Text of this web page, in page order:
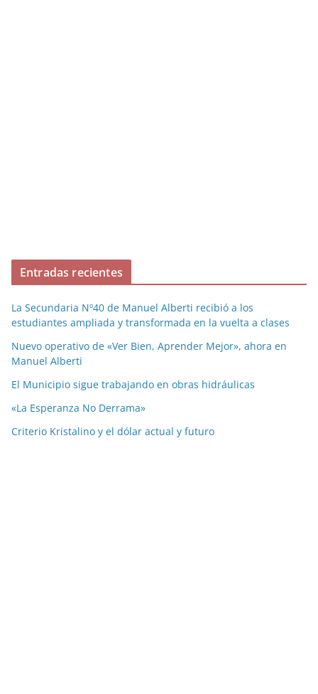
Entradas recientes
La Secundaria Nº40 de Manuel Alberti recibió a los
estudiantes ampliada y transformada en la vuelta a clases
Nuevo operativo de «Ver Bien, Aprender Mejor», ahora en
Manuel Alberti
El Municipio sigue trabajando en obras hidráulicas
«La Esperanza No Derrama»
Criterio Kristalino y el dólar actual y futuro